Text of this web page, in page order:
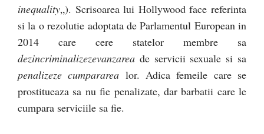
inequality„). Scrisoarea lui Hollywood face referinta
si la o rezolutie adoptata de Parlamentul European in
2014 care cere statelor membre sa
dezincriminalizezevanzarea de servicii sexuale si sa
penalizeze cumpararea lor. Adica femeile care se
prostitueaza sa nu fie penalizate, dar barbatii care le
cumpara serviciile sa fie.